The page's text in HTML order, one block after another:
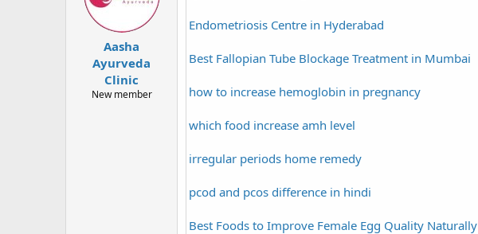
Aasha
Ayurveda
Clinic
New member
Endometriosis Centre in Hyderabad
Best Fallopian Tube Blockage Treatment in Mumbai
how to increase hemoglobin in pregnancy
which food increase amh level
irregular periods home remedy
pcod and pcos difference in hindi
Best Foods to Improve Female Egg Quality Naturally